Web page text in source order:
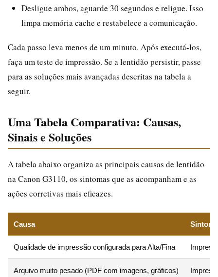
Desligue ambos, aguarde 30 segundos e religue. Isso
limpa memória cache e restabelece a comunicação.
Cada passo leva menos de um minuto. Após executá-los,
faça um teste de impressão. Se a lentidão persistir, passe
para as soluções mais avançadas descritas na tabela a
seguir.
Uma Tabela Comparativa: Causas,
Sinais e Soluções
A tabela abaixo organiza as principais causas de lentidão
na Canon G3110, os sintomas que as acompanham e as
ações corretivas mais eficazes.
Causa
Qualidade de impressão configurada para Alta/Fina
Arquivo muito pesado (PDF com imagens, gráficos)